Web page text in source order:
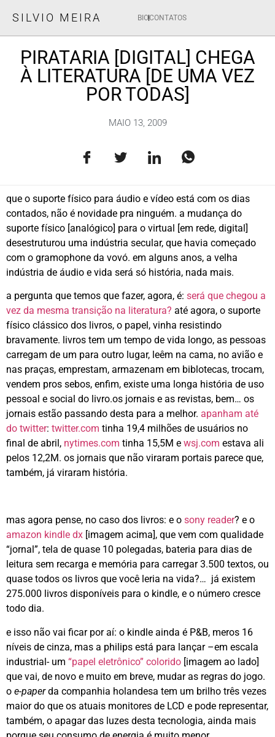
SILVIO MEIRA BIOCONTATOS
PIRATARIA [DIGITAL] CHEGA
À LITERATURA [DE UMA VEZ
POR TODAS]
MAIO 13, 2009
que o suporte físico para áudio e vídeo está com os dias
contados, não é novidade pra ninguém. a mudança do
suporte físico [analógico] para o virtual [em rede, digital]
desestruturou uma indústria secular, que havia começado
com o gramophone da vovó. em alguns anos, a velha
indústria de áudio e vida será só história, nada mais.
a pergunta que temos que fazer, agora, é: será que chegou a
vez da mesma transição na literatura? até agora, o suporte
físico clássico dos livros, o papel, vinha resistindo
bravamente. livros tem um tempo de vida longo, as pessoas
carregam de um para outro lugar, leêm na cama, no avião e
nas praças, emprestam, armazenam em biblotecas, trocam,
vendem pros sebos, enfim, existe uma longa história de uso
pessoal e social do livro.os jornais e as revistas, bem… os
jornais estão passando desta para a melhor. apanham até
do twitter: twitter.com tinha 19,4 milhões de usuários no
final de abril, nytimes.com tinha 15,5M e wsj.com estava ali
pelos 12,2M. os jornais que não viraram portais parece que,
também, já viraram história.
mas agora pense, no caso dos livros: e o sony reader? e o
amazon kindle dx [imagem acima], que vem com qualidade
“jornal”, tela de quase 10 polegadas, bateria para dias de
leitura sem recarga e memória para carregar 3.500 textos, ou
quase todos os livros que você leria na vida?… já existem
275.000 livros disponíveis para o kindle, e o número cresce
todo dia.
e isso não vai ficar por aí: o kindle ainda é P&B, meros 16
níveis de cinza, mas a philips está para lançar –em escala
industrial- um “papel eletrônico” colorido [imagem ao lado]
que vai, de novo e muito em breve, mudar as regras do jogo.
o e-paperda companhia holandesa tem um brilho três vezes
maior do que os atuais monitores de LCD e pode representar,
também, o apagar das luzes desta tecnologia, ainda mais